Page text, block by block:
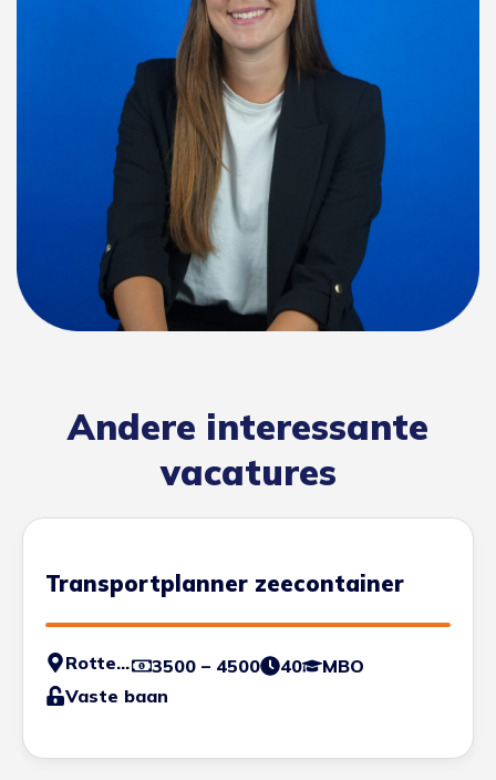
Andere interessante
vacatures
Transportplanner zeecontainer
Rotterdam 3500 – 4500 40
MBO
Vaste baan